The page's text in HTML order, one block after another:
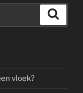
vloek?